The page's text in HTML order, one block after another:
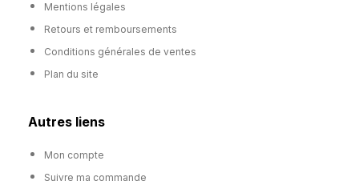
Mentions légales
Retours et remboursements
Conditions générales de ventes
Plan du site
Autres liens
Mon compte
Suivre ma commande